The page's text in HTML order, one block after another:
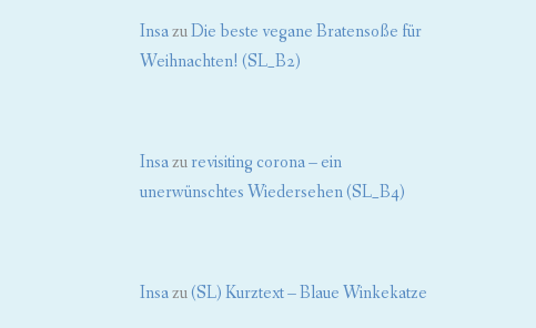
InsazuDie beste vegane Bratensoße für
Weihnachten! (SL_B2)
Insazurevisiting corona – ein
unerwünschtes Wiedersehen (SL_B4)
Insazu(SL) Kurztext – Blaue Winkekatze